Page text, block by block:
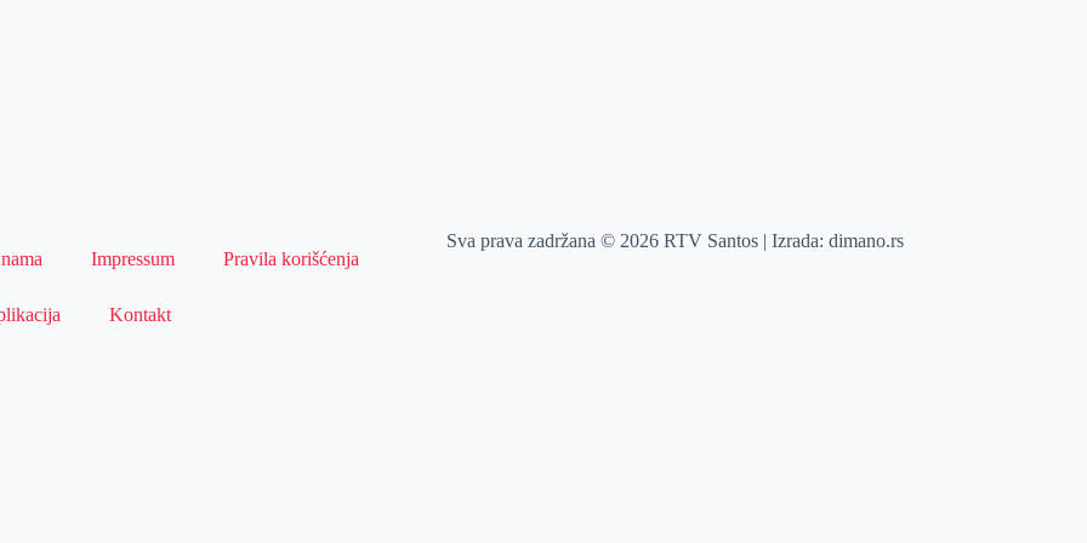
Impressum Pravila korišćenja
Kontakt
Sva prava zadržana © 2026 RTV Santos | Izrada:dimano.rs